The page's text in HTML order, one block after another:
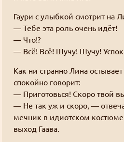
Гаури с улыбкой смотрит на
— Тебе эта роль очень идёт!
— Что!?
— Всё! Всё! Шучу! Шучу!
Как ни странно Лина
спокойно говорит:
— Приготовься! Скоро твой
— Не так уж и скоро, —
мечник в идиотском
выход Гаава.